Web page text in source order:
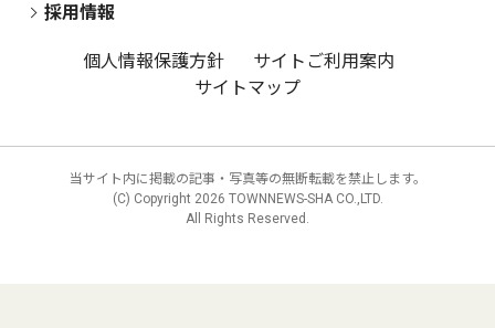
採用情報
個人情報保護方針
サイトご利用案内
サイトマップ
当サイト内に掲載の記事・写真等の無断転載を禁止します。
(C) Copyright 2026 TOWNNEWS-SHA CO.,LTD.
All Rights Reserved.